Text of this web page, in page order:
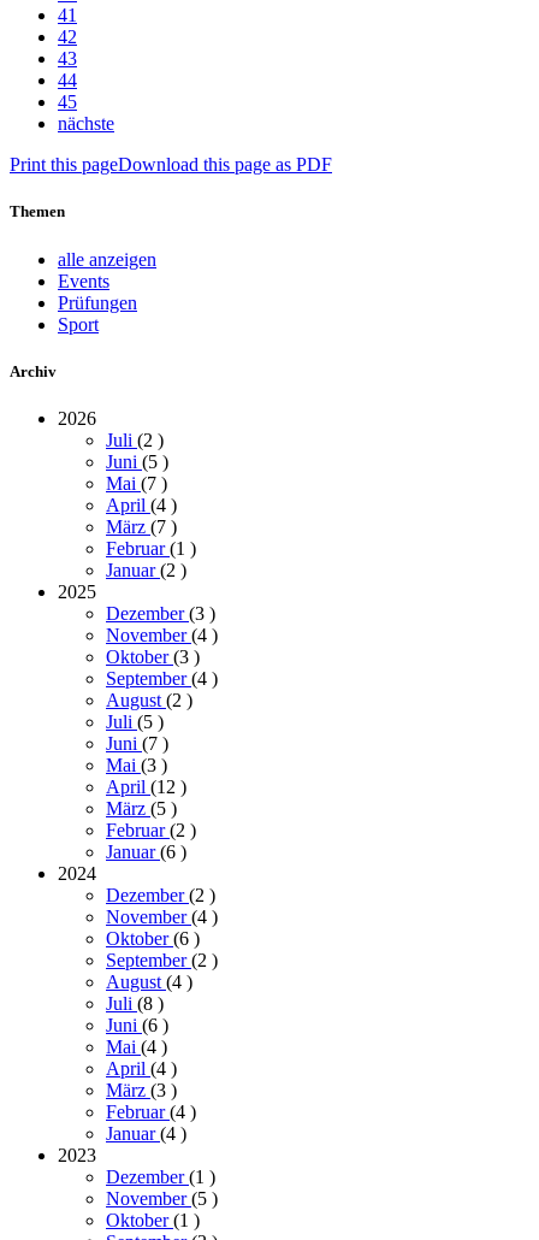
41
42
43
44
45
nächste
Print this pageDownload this page as PDF
Themen
alle anzeigen
Events
Prüfungen
Sport
Archiv
2026
Juli (2 )
Juni (5 )
Mai (7 )
April (4 )
März (7 )
Februar(1 )
Januar(2 )
2025
Dezember(3 )
November(4 )
Oktober(3 )
September(4 )
August (2 )
Juli (5 )
Juni (7 )
Mai (3 )
April (12 )
März (5 )
Februar(2 )
Januar(6 )
2024
Dezember(2 )
November(4 )
Oktober(6 )
September(2 )
August (4 )
Juli (8 )
Juni (6 )
Mai (4 )
April (4 )
März (3 )
Februar(4 )
Januar(4 )
2023
Dezember(1 )
November(5 )
Oktober(1 )